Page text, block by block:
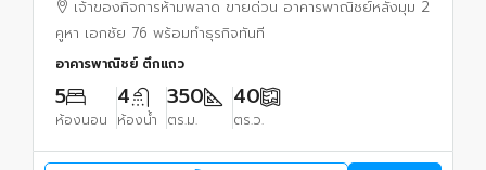
เจ้าของกิจการห้ามพลาด ขายด่วน อาคารพาณิชย์หลังมุม 2
คูหา เอกชัย 76 พร้อมทำธุรกิจทันที
อาคารพาณิชย์ ตึกแถว
5
ห้องนอน
4
ห้องน้ำ
350
ตร.ม.
40
ตร.ว.